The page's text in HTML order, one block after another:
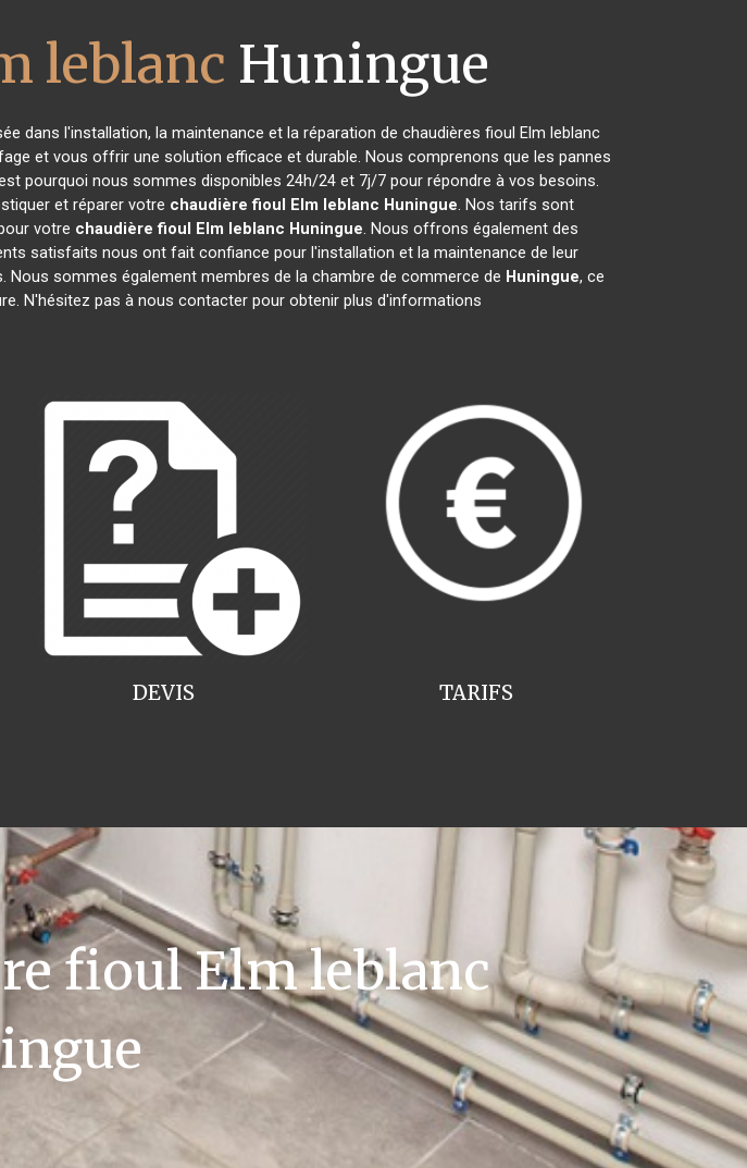
leblanc Huningue
dans l'installation, la maintenance et la réparation de chaudières fioul Elm leblanc
et vous offrir une solution efficace et durable. Nous comprenons que les pannes
pourquoi nous sommes disponibles 24h/24 et 7j/7 pour répondre à vos besoins.
et réparer votre chaudière fioul Elm leblanc Huningue. Nos tarifs sont
votre chaudière fioul Elm leblanc Huningue. Nous offrons également des
satisfaits nous ont fait confiance pour l'installation et la maintenance de leur
sommes également membres de la chambre de commerce de Huningue, ce
N'hésitez pas à nous contacter pour obtenir plus d'informations
TARIFS
DEVIS
fioul Elm leblanc